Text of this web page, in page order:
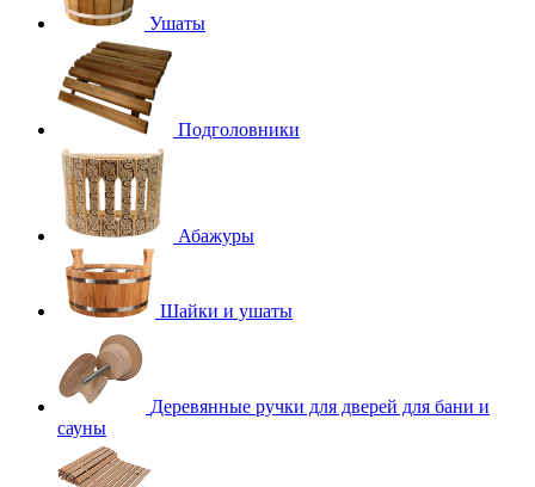
Ушаты
Подголовники
Абажуры
Шайки и ушаты
Деревянные ручки для дверей для бани и
сауны